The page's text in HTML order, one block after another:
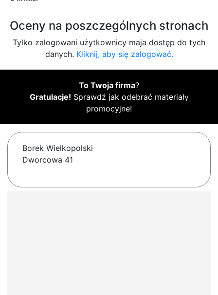
Oceny na poszczególnych stronach
Tylko zalogowani użytkownicy maja dostęp do tych
danych. Kliknij, aby się zalogować.
To Twoja firma?
Gratulacje! Sprawdź jak odebrać materiały
promocyjne!
Borek Wielkopolski
Dworcowa 41